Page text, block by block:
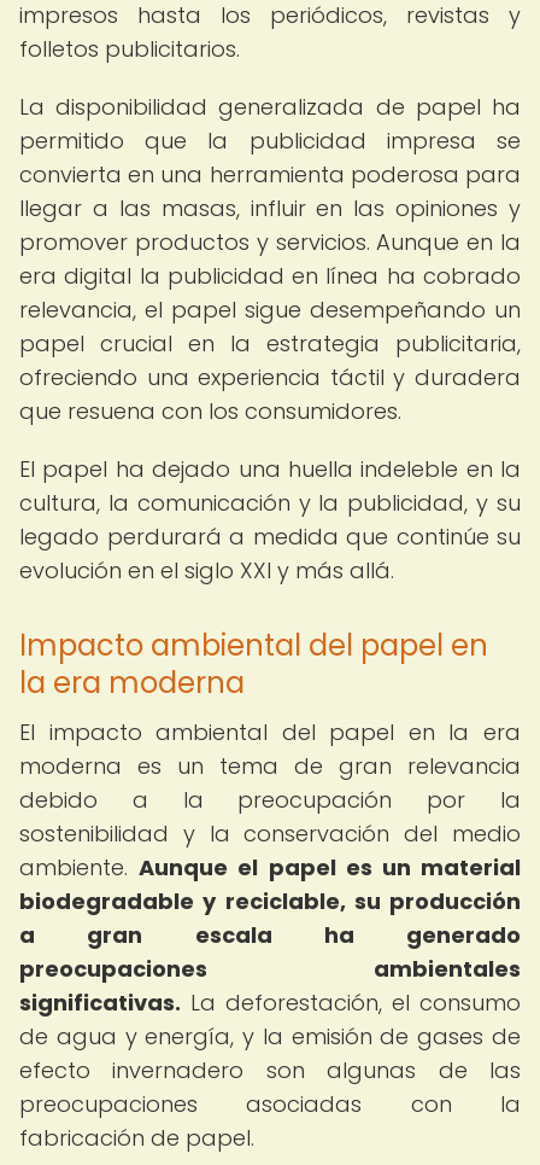
impresos hasta los periódicos, revistas y
folletos publicitarios.
La disponibilidad generalizada de papel ha
permitido que la publicidad impresa se
convierta en una herramienta poderosa para
llegar a las masas, influir en las opiniones y
promover productos y servicios. Aunque en la
era digital la publicidad en línea ha cobrado
relevancia, el papel sigue desempeñando un
papel crucial en la estrategia publicitaria,
ofreciendo una experiencia táctil y duradera
que resuena con los consumidores.
El papel ha dejado una huella indeleble en la
cultura, la comunicación y la publicidad, y su
legado perdurará a medida que continúe su
evolución en el siglo XXI y más allá.
Impacto ambiental del papel en
la era moderna
El impacto ambiental del papel en la era
moderna es un tema de gran relevancia
debido a la preocupación por la
sostenibilidad y la conservación del medio
ambiente.Aunque el papel es un material
biodegradable y reciclable, su producción
a gran escala ha generado
preocupaciones ambientales
significativas. La deforestación, el consumo
de agua y energía, y la emisión de gases de
efecto invernadero son algunas de las
preocupaciones asociadas con la
fabricación de papel.